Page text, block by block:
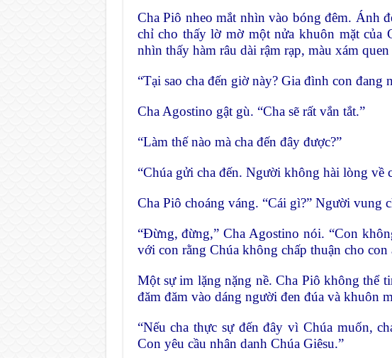
Cha Piô nheo mắt nhìn vào bóng đêm. Ánh
chỉ cho thấy lờ mờ một nửa khuôn mặt của
nhìn thấy hàm râu dài rậm rạp, màu xám
“Tại sao cha đến giờ này? Gia đình con đang
Cha Agostino gật gù. “Cha sẽ rất vắn tắt.”
“Làm thế nào mà cha đến đây được?”
“Chúa gửi cha đến. Người không hài lòng về
Cha Piô choáng váng. “Cái gì?” Người vung
“Đừng, đừng,” Cha Agostino nói. “Con
với con rằng Chúa không chấp thuận cho
Một sự im lặng nặng nề. Cha Piô không thể
đăm đăm vào dáng người đen đúa và khuôn
“Nếu cha thực sự đến đây vì Chúa muốn,
Con yêu cầu nhân danh Chúa Giêsu.”